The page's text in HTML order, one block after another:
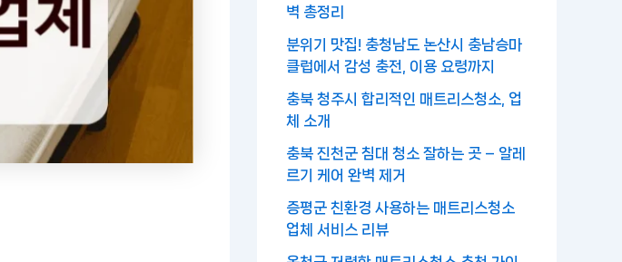
벽 총정리
분위기 맛집! 충청남도 논산시 충남승마
클럽에서 감성 충전, 이용 요령까지
충북 청주시 합리적인 매트리스청소, 업
체 소개
충북 진천군 침대 청소 잘하는 곳 – 알레
르기 케어 완벽 제거
증평군 친환경 사용하는 매트리스청소
업체 서비스 리뷰